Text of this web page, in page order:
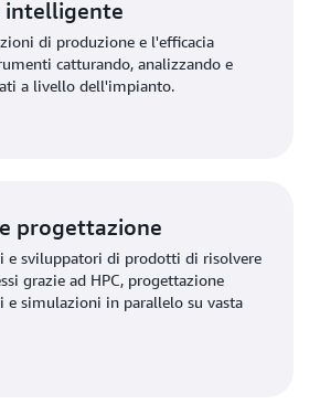
intelligente
di produzione e l'efficacia
catturando, analizzando e
a livello dell'impianto.
progettazione
e sviluppatori di prodotti di risolvere
grazie ad HPC, progettazione
e simulazioni in parallelo su vasta